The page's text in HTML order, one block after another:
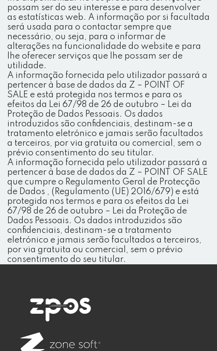
possam ser do seu interesse e para desenvolver
as estatísticas web. A informação por si facultada
será usada para o contactar sempre que
necessário, ou seja, para o informar de
alterações na funcionalidade do website e para
lhe oferecer serviços que lhe possam ser de
utilidade.
A informação fornecida pelo utilizador passará a
pertencer à base de dados da Z – POINT OF
SALE e está protegida nos termos e para os
efeitos da Lei 67/98 de 26 de outubro – Lei da
Proteção de Dados Pessoais. Os dados
introduzidos são confidenciais, destinam-se a
tratamento eletrónico e jamais serão facultados
a terceiros, por via gratuita ou comercial, sem o
prévio consentimento do seu titular.
A informação fornecida pelo utilizador passará a
pertencer à base de dados da Z – POINT OF SALE
que cumpre o Regulamento Geral de Protecção
de Dados , (Regulamento (UE) 2016/679) e está
protegida nos termos e para os efeitos da Lei
67/98 de 26 de outubro – Lei da Proteção de
Dados Pessoais. Os dados introduzidos são
confidenciais, destinam-se a tratamento
eletrónico e jamais serão facultados a terceiros,
por via gratuita ou comercial, sem o prévio
consentimento do seu titular.